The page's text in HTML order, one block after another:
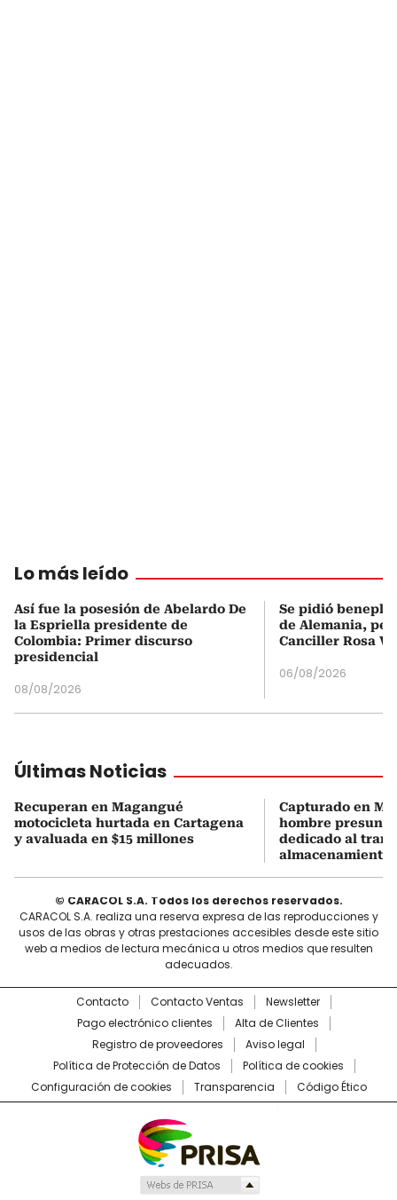
Lo más leído
Así fue la posesión de Abelardo De
la Espriella presidente de
Colombia: Primer discurso
presidencial
08/08/2026
Se pidió
de Alemania,
Canciller Rosa
06/08/2026
Últimas Noticias
Recuperan en Magangué
motocicleta hurtada en Cartagena
y avaluada en $15 millones
Capturado en
hombre
dedicado al
almacenamiento
© CARACOL S.A. Todos los derechos reservados.
CARACOL S.A. realiza una reserva expresa de las reproducciones y
usos de las obras y otras prestaciones accesibles desde este sitio
web a medios de lectura mecánica u otros medios que resulten
adecuados.
Contacto Contacto Ventas
Newsletter
Pago electrónico clientes
Alta de Clientes
Registro de proveedores
Aviso legal
Política de Protección de Datos
Política de cookies
Configuración de cookies
Transparencia Código Ético